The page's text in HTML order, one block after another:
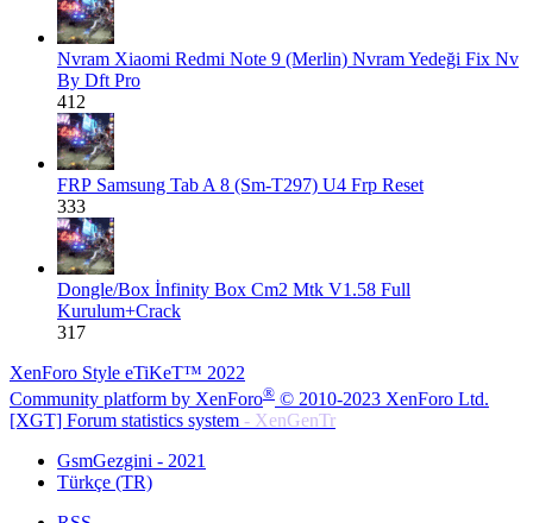
Nvram Xiaomi Redmi Note 9 (Merlin) Nvram Yedeği Fix Nv
By Dft Pro
412
FRP Samsung Tab A 8 (Sm-T297) U4 Frp Reset
333
Dongle/Box İnfinity Box Cm2 Mtk V1.58 Full
Kurulum+Crack
317
XenForo Style eTiKeT™ 2022
Community platform by XenForo® © 2010-2023 XenForo Ltd.
[XGT] Forum statistics system - XenGenTr
GsmGezgini - 2021
Türkçe (TR)